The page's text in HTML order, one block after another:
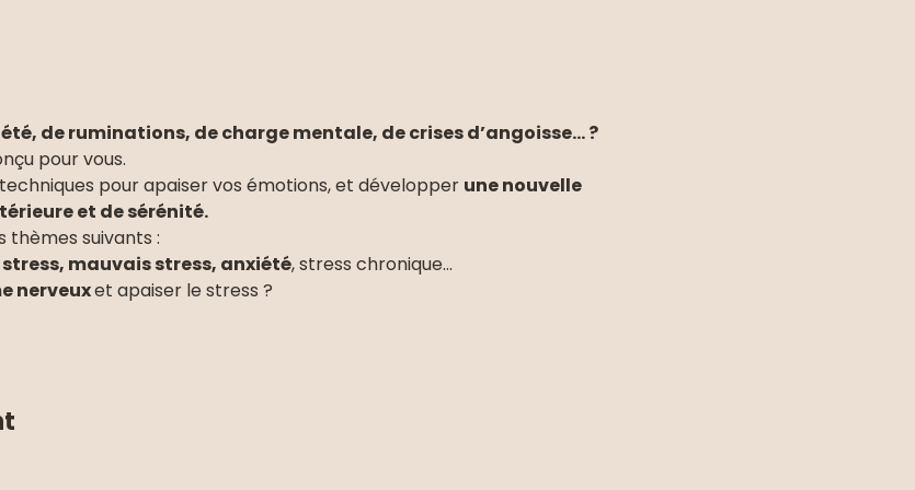
de ruminations, de charge mentale, de crises d’angoisse... ?
pour vous.
pour apaiser vos émotions, et développer une nouvelle
et de sérénité.
thèmes suivants :
mauvais stress, anxiété, stress chronique...
nerveux et apaiser le stress ?